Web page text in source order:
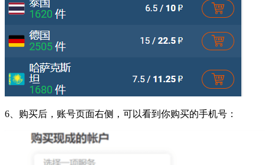
6、购买后，账号页面右侧，可以看到你购买的手机号：